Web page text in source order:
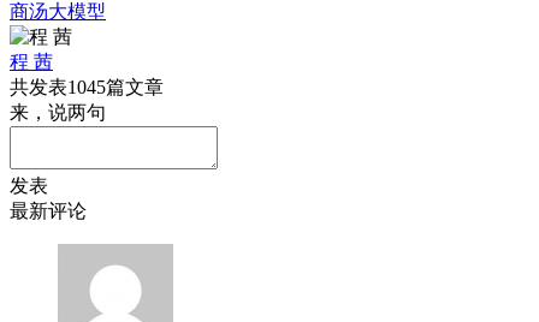
商汤大模型
程 茜
共发表1045篇文章
来，说两句
发表
最新评论